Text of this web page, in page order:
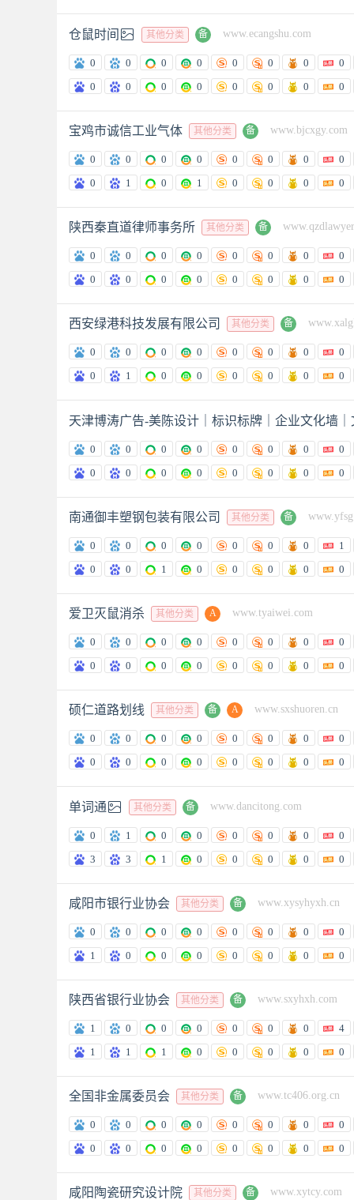
仓鼠时间  其他分类 备 www.ecangshu.com
0 0 0 0 0 0 0
0
0
0 0 0 0 0 0 0
宝鸡市诚信工业气体 其他分类 备 www.bjcxgy.com
0 0 0 0 0 0 0
0
0
1 0 1 0 0 0 0
陕西秦直道律师事务所 其他分类 备
0 0 0 0 0 0 0
0
0
0 0 0 0 0 0 0
西安绿港科技发展有限公司 其他分类 备
0 0 0 0 0 0 0
0
0
1 0 0 0 0 0 0
天津博涛广告-美陈设计｜标识标牌｜企业文化墙
0 0 0 0 0 0 0
0
0
0 0 0 0 0 0 0
南通御丰塑钢包装有限公司 其他分类 备
0 0 0 0 0 0 0
1
0
0 1 0 0 0 0 0
爱卫灭鼠消杀 其他分类 A www.tyaiwei.com
0 0 0 0 0 0 0
0
0
0 0 0 0 0 0 0
硕仁道路划线 其他分类 备 A www.sxshuoren.cn
0 0 0 0 0 0 0
0
0
0 0 0 0 0 0 0
单词通 其他分类 备 www.dancitong.com
0 1 0 0 0 0 0
0
3
3 1 0 0 0 0 0
咸阳市银行业协会 其他分类 备 www.xysyhyxh.cn
0 0 0 0 0 0 0
0
1
0 0 0 0 0 0 0
陕西省银行业协会 其他分类 备 www.sxyhxh.com
1 0 0 0 0 0 0
4
1
1 1 0 0 0 0 0
全国非金属委员会 其他分类 备 www.tc406.org.cn
0 0 0 0 0 0 0
0
0
0 0 0 0 0 0 0
咸阳陶瓷研究设计院 其他分类 备 www.xytcy.com